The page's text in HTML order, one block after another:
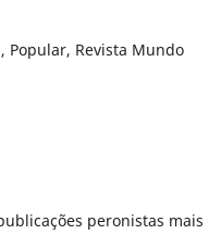
Popular, Revista Mundo
peronistas mais